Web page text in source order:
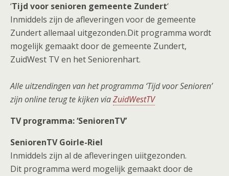
‘Tijd voor senioren gemeente Zundert‘
Inmiddels zijn de afleveringen voor de gemeente
Zundert allemaal uitgezonden.Dit programma wordt
mogelijk gemaakt door de gemeente Zundert,
ZuidWest TV en het Seniorenhart.
Alle uitzendingen van het programma ‘Tijd voor Senioren’
zijn online terug te kijken viaZuidWestTV
TV programma: ‘SeniorenTV’
SeniorenTV Goirle-Riel
Inmiddels zijn al de afleveringen uiitgezonden.
Dit programma werd mogelijk gemaakt door de